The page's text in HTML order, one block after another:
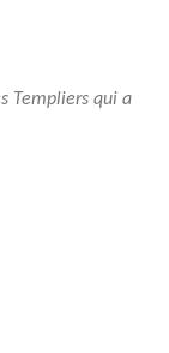
Templiers qui a